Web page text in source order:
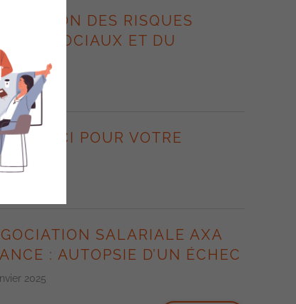
DES RISQUES
SOCIAUX ET DU
2025
: MERCI POUR VOTRE
!
2025
SALARIALE AXA
: AUTOPSIE D’UN ÉCHEC
2025